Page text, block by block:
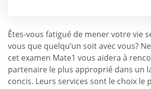
Êtes-vous fatigué de mener votre vie
vous que quelqu’un soit avec vous?
cet examen Mate1 vous aidera à
partenaire le plus approprié dans un
concis. Leurs services sont le choix le